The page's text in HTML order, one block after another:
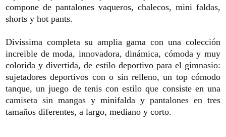
compone de pantalones vaqueros, chalecos, mini faldas,
shorts y hot pants.
Divissima completa su amplia gama con una colección
increible de moda, innovadora, dinámica, cómoday muy
colorida y divertida, de estilo deportivo para el gimnasio:
sujetadores deportivos con o sin relleno,un top cómodo
tanque, un juego de tenis con estilo que consiste en una
camiseta sin mangas y minifalda y pantalones en tres
tamaños diferentes, a largo, mediano y corto.